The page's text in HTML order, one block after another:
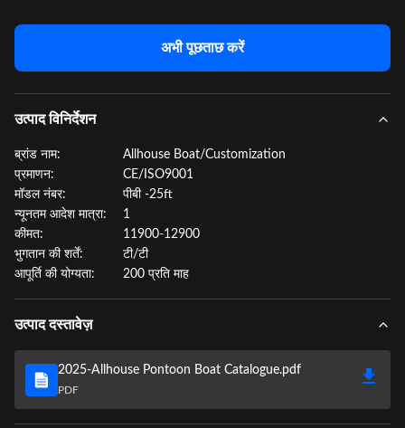
अभी पूछताछ करें
उत्पाद विनिर्देशन
ब्रांड नाम:
Allhouse Boat/Customization
प्रमाणन:
CE/ISO9001
मॉडल नंबर:
पीबी -25ft
न्यूनतम आदेश मात्रा:
1
कीमत:
11900-12900
भुगतान की शर्तें:
टी/टी
आपूर्ति की योग्यता:
200 प्रति माह
उत्पाद दस्तावेज़
2025-Allhouse Pontoon Boat Catalogue.pdf
PDF